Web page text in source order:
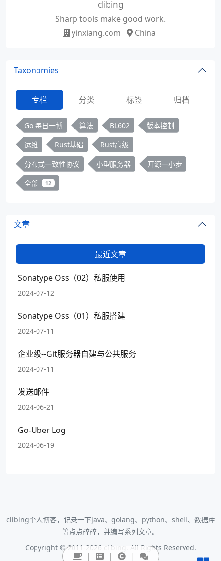
clibing
Sharp tools make good work.
yinxiang.com
China
Taxonomies
专栏 分类 标签 归档
Go 每日一博 算法 BL602 版本控制
运维 Rust基础 Rust高级
分布式一致性协议 小型服务器 开源一小步
全部 12
文章
最近文章
Sonatype Oss（02）私服使用
2024-07-12
Sonatype Oss（01）私服搭建
2024-07-11
企业级--Git服务器自建与公共服务
2024-07-11
发送邮件
2024-06-21
Go-Uber Log
2024-06-19
clibing个人博客，记录一下java、golang、python、shell、数据库
等点点碎碎，并编写系列文章。
Copyright © 2011-2026 clibing. All Rights Reserved.